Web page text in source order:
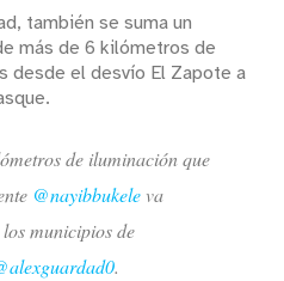
también se suma un
más de 6 kilómetros de
desde el desvío El Zapote a
de iluminación que
@nayibbukele va
municipios de
.